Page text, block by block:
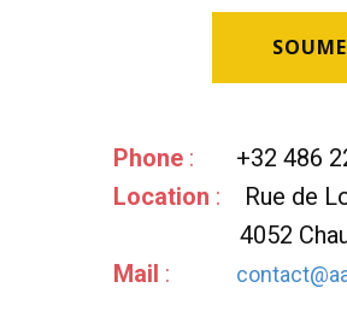
Phone : +32 486
Location :
Rue de
4052
Mail :